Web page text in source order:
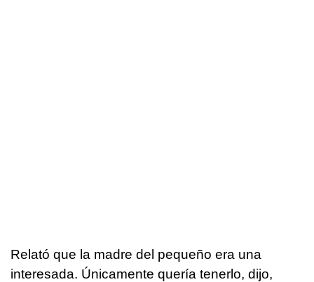
Relató que la madre del pequeño era una
interesada. Únicamente quería tenerlo, dijo,